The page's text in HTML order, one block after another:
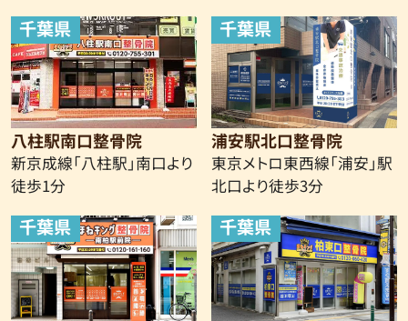
千葉県
八柱駅南口整骨院
新京成線「八柱駅」南口より
徒歩1分
千葉県
浦安駅北口整骨院
東京メトロ東西線「浦安」駅
北口より徒歩3分
千葉県 千葉県